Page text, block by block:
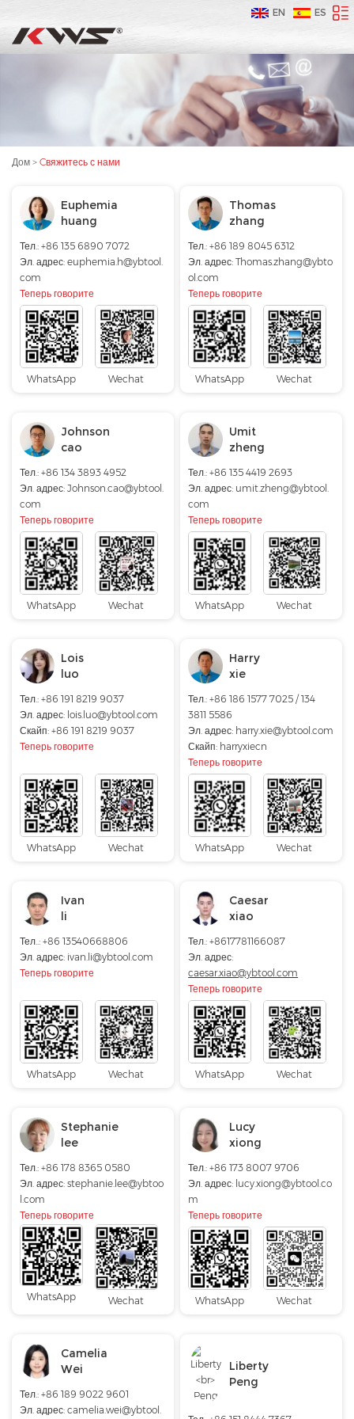
EN ES
Дом > Cвяжитесь с нами
Euphemia
huang
Тел.: +86 135 6890 7072
Эл. адрес: euphemia.h@ybtool.
com
Теперь говорите
WhatsApp Wechat
Thomas
zhang
Тел.: +86 189 8045 6312
Эл. адрес:Thomas.zhang@ybto
ol.com
Теперь говорите
WhatsApp Wechat
Johnson
cao
Тел.: +86 134 3893 4952
Эл. адрес: Johnson.cao@ybtool.
com
Теперь говорите
WhatsApp Wechat
Umit
zheng
Тел.: +86 135 4419 2693
Эл. адрес: umit.zheng@ybtool.
com
Теперь говорите
WhatsApp Wechat
Lois
luo
Тел.: +86 191 8219 9037
Эл. адрес: lois.luo@ybtool.com
Скайп: +86 191 8219 9037
Теперь говорите
WhatsApp Wechat
Harry
xie
Тел.: +86 186 1577 7025 / 134
3811 5586
Эл. адрес: harry.xie@ybtool.com
Скайп: harryxiecn
Теперь говорите
WhatsApp Wechat
Ivan
li
Тел..: +86 13540668806
Эл. адрес: ivan.li@ybtool.com
Теперь говорите
WhatsApp Wechat
Caesar
xiao
Тел.: +8617781166087
Эл. адрес:
caesar.xiao@ybtool.com
Теперь говорите
WhatsApp Wechat
Stephanie
lee
Тел.: +86 178 8365 0580
Эл. адрес: stephanie.lee@ybtoo
l.com
Теперь говорите
WhatsApp Wechat
Lucy
xiong
Тел.:+86 173 8007 9706
Эл. адрес: lucy.xiong@ybtool.co
m
Теперь говорите
WhatsApp Wechat
Camelia
Wei
Тел.: +86 189 9022 9601
Эл. адрес: camelia.wei@ybtool.
Liberty
Peng